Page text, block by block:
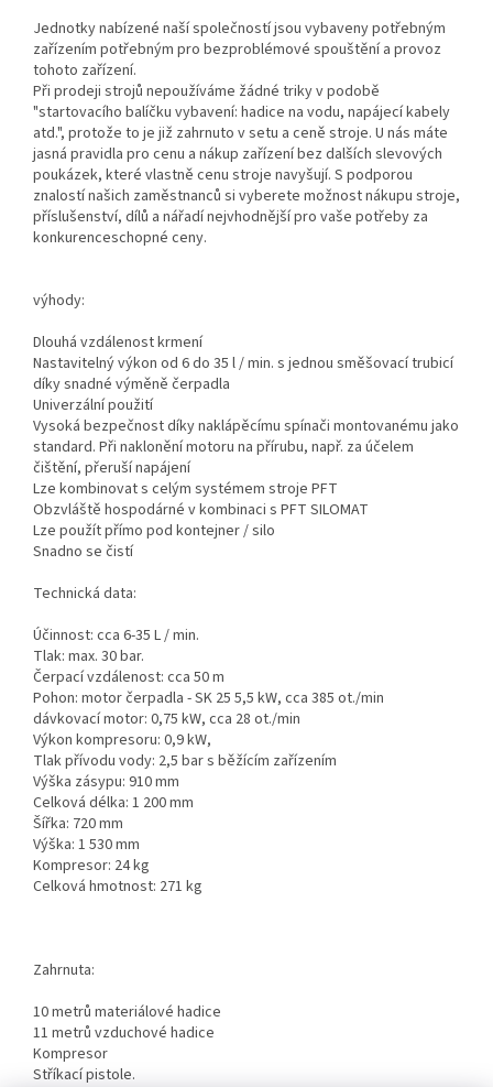
Jednotky nabízené naší společností jsou vybaveny potřebným
zařízením potřebným pro bezproblémové spouštění a provoz
tohoto zařízení.
Při prodeji strojů nepoužíváme žádné triky v podobě
"startovacího balíčku vybavení: hadice na vodu, napájecí kabely
atd.", protože to je již zahrnuto v setu a ceně stroje. U nás máte
jasná pravidla pro cenu a nákup zařízení bez dalších slevových
poukázek, které vlastně cenu stroje navyšují. S podporou
znalostí našich zaměstnanců si vyberete možnost nákupu stroje,
příslušenství, dílů a nářadí nejvhodnější pro vaše potřeby za
konkurenceschopné ceny.
výhody:
Dlouhá vzdálenost krmení
Nastavitelný výkon od 6 do 35 l / min. s jednou směšovací trubicí
díky snadné výměně čerpadla
Univerzální použití
Vysoká bezpečnost díky naklápěcímu spínači montovanému jako
standard. Při naklonění motoru na přírubu, např. za účelem
čištění, přeruší napájení
Lze kombinovat s celým systémem stroje PFT
Obzvláště hospodárné v kombinaci s PFT SILOMAT
Lze použít přímo pod kontejner / silo
Snadno se čistí
Technická data:
Účinnost: cca 6-35 L / min.
Tlak: max. 30 bar.
Čerpací vzdálenost: cca 50 m
Pohon: motor čerpadla - SK 25 5,5 kW, cca 385 ot./min
dávkovací motor: 0,75 kW, cca 28 ot./min
Výkon kompresoru: 0,9 kW,
Tlak přívodu vody: 2,5 bar s běžícím zařízením
Výška zásypu: 910 mm
Celková délka: 1 200 mm
Šířka: 720 mm
Výška: 1 530 mm
Kompresor: 24 kg
Celková hmotnost: 271 kg
Zahrnuta:
10 metrů materiálové hadice
11 metrů vzduchové hadice
Kompresor
Stříkací pistole.